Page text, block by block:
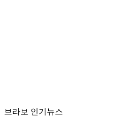
브라보 인기뉴스